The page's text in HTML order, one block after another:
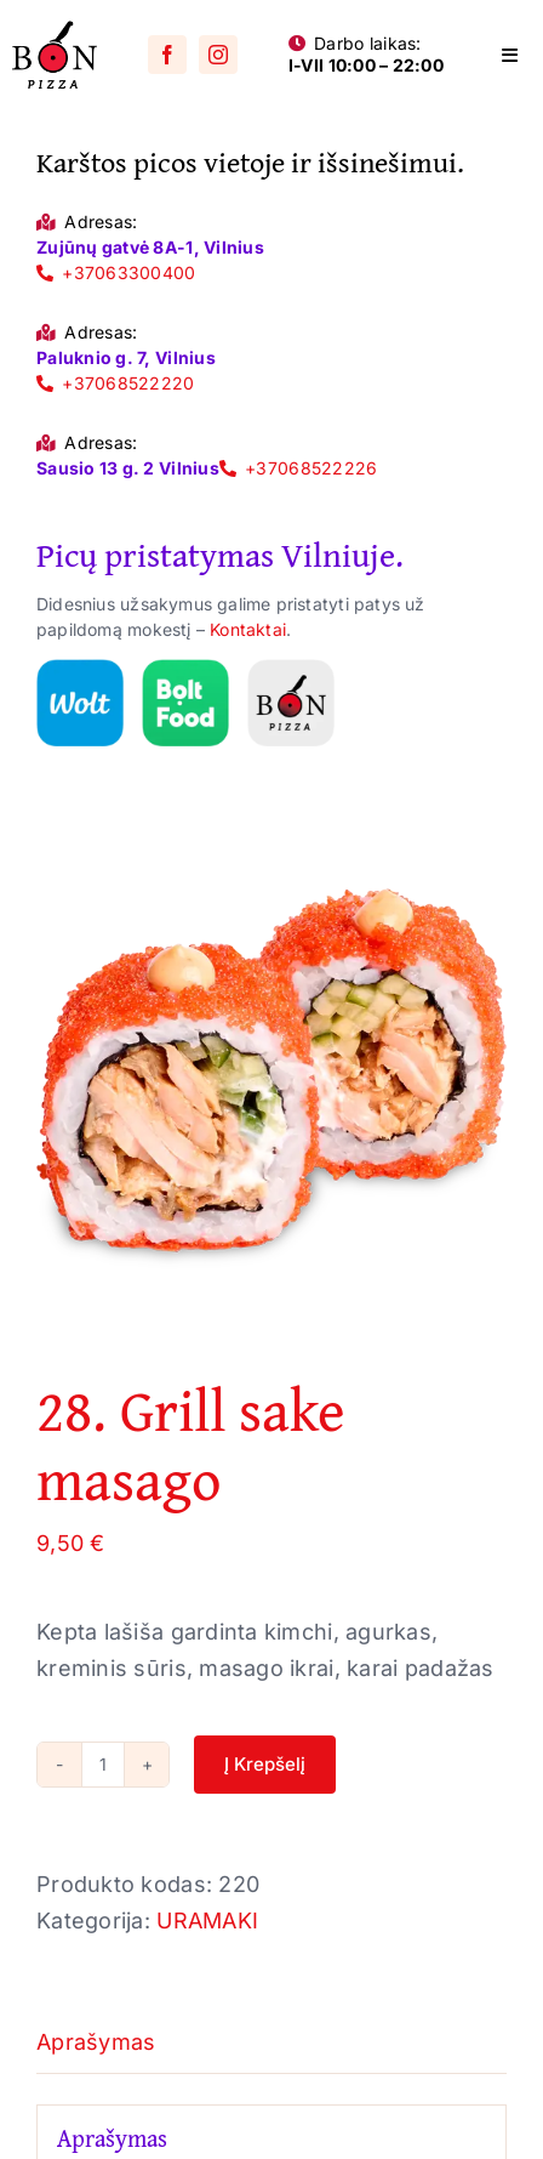
to
content
Darbo laikas:
I-VII 10:00 – 22:00
Su mėsa
Užkandžiai
Karštos picos vietoje ir išsinešimui.
Adresas:
Zujūnų gatvė 8A-1, Vilnius
+37063300400
Adresas:
Paluknio g. 7, Vilnius
+37068522220
Adresas:
Sausio 13 g. 2 Vilnius
+37068522226
Picų pristatymas Vilniuje.
Didesnius užsakymus galime pristatyti patys už
papildomą mokestį – Kontaktai.
28. Grill sake
masago
9,50€
Kepta lašiša gardinta kimchi, agurkas,
kreminis sūris, masago ikrai, karai padažas
produkto
Grill
sake
Į Krepšelį
Produkto kodas: 220
Kategorija: URAMAKI
Aprašymas
Aprašymas